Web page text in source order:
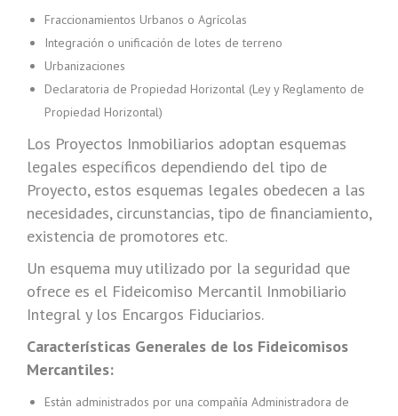
Fraccionamientos Urbanos o Agrícolas
Integración o unificación de lotes de terreno
Urbanizaciones
Declaratoria de Propiedad Horizontal (Ley y Reglamento de
Propiedad Horizontal)
Los Proyectos Inmobiliarios adoptan esquemas
legales específicos dependiendo del tipo de
Proyecto, estos esquemas legales obedecen a las
necesidades, circunstancias, tipo de financiamiento,
existencia de promotores etc.
Un esquema muy utilizado por la seguridad que
ofrece es el Fideicomiso Mercantil Inmobiliario
Integral y los Encargos Fiduciarios.
Características Generales de los Fideicomisos
Mercantiles:
Están administrados por una compañía Administradora de